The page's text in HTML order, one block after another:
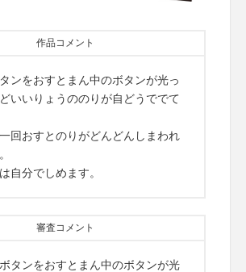
作品コメント
ンをおすとまん中のボタンが光っ
いいりょうののりが自どうででて
回おすとのりがどんどんしまわれ
自分でしめます。
審査コメント
ボタンをおすとまん中のボタンが光